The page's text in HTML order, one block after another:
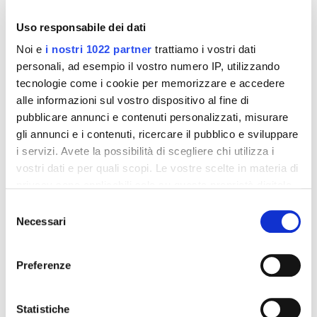
Uso responsabile dei dati
Noi e i nostri 1022 partner trattiamo i vostri dati
personali, ad esempio il vostro numero IP, utilizzando
tecnologie come i cookie per memorizzare e accedere
alle informazioni sul vostro dispositivo al fine di
pubblicare annunci e contenuti personalizzati, misurare
gli annunci e i contenuti, ricercare il pubblico e sviluppare
i servizi. Avete la possibilità di scegliere chi utilizza i
vostri dati e per quali scopi. Le vostre scelte in materia di
modificare o revocare il proprio consenso in qualsiasi
momento dalla Dichiarazione sui cookie o facendo clic
raccogliere informazioni sulla tua posizione
delNecessari
Preferenze
Statistiche
Integratori per dimagrire
Amin 21 K al cacao - 21
Aggiungi al
Integratori per dimagrire
Amin 21 K neutro